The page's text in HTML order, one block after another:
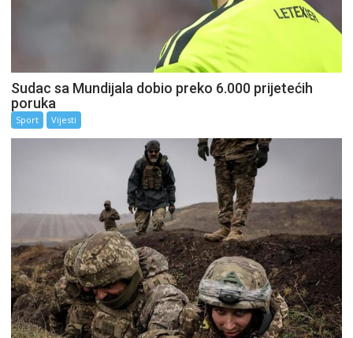
Sudac sa Mundijala dobio preko 6.000 prijetećih
poruka
Sport Vijesti